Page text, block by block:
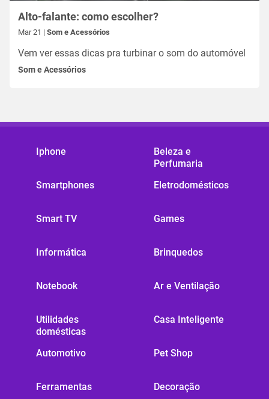
Alto-falante: como escolher?
Mar 21 | Som e Acessórios
Vem ver essas dicas pra turbinar o som do automóvel
Som e Acessórios
Iphone
Smartphones
Smart TV
Informática
Notebook
Utilidades
domésticas
Automotivo
Ferramentas
Beleza e
Perfumaria
Eletrodomésticos
Games
Brinquedos
Ar e Ventilação
Casa Inteligente
Pet Shop
Decoração